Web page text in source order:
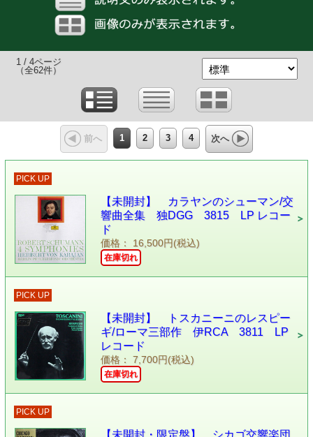
1 / 4ページ
（全62件）
前へ 1 2 3 4 次へ
PICK UP
【未開封】 カラヤンのシューマン/交
響曲全集 独DGG 3815 LP レコー
ド
価格： 16,500円(税込)
在庫切れ
PICK UP
【未開封】 トスカニーニのレスピー
ギ/ローマ三部作 伊RCA 3811 LP
レコード
価格： 7,700円(税込)
在庫切れ
PICK UP
【未開封・限定盤】 シカゴ交響楽団